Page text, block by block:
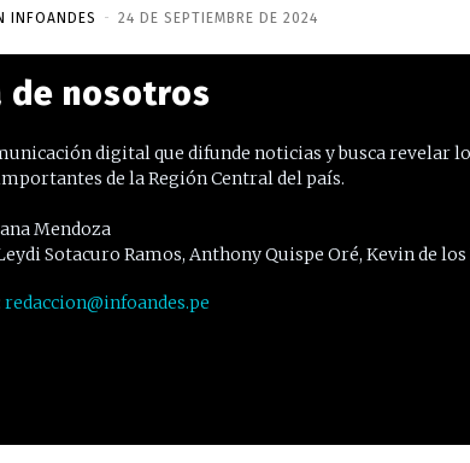
INFOANDES - 24 DE SEPTIEMBRE DE 2024
de nosotros
digital que difunde noticias y busca revelar
de la Región Central del país.
Mendoza
Sotacuro Ramos, Anthony Quispe Oré, Kevin de los
redaccion@infoandes.pe